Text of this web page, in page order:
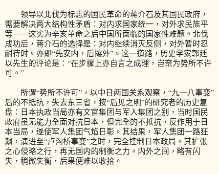
领导以北伐为标志的国民革命的蒋介石及其国民政府，
需要解决两大结构性矛盾：对内求国家统一，对外求民族平
等——这实为辛亥革命之后中国所面临的国家性难题。北伐
成功后，蒋介石的选择是：对内继续消灭反侧，对外暂时忍
耐待时。亦即“先安内，后攘外”。这一道路，历史学家郭廷
以先生的评论是：“在步骤上亦自言之成理，岂奈为势所不许
可。”
所谓“势所不许可”，以中日两国关系观察，“九一八事变”
后的不抵抗，失去东三省，按“后见之明”的研究者的历史复
盘：日本执政当局亦有文官集团与军人集团之别，当时国民
政府虽无能力全面对抗日本，但完全的不抵抗，反作用于日
本当局，遂使军人集团气焰日彰。其结果，军人集团一路狂
飙，演进至“卢沟桥事变”之时，完全控制日本政局。其扩张
之心侵略之行，再无国内的制衡之力。内外之间，略有闪
失，稍微失衡，后果便难以收拾。